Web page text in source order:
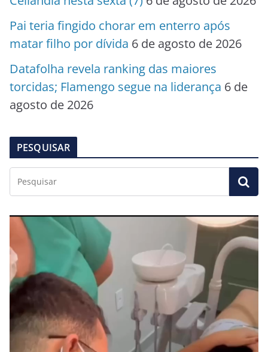
Pai teria fingido chorar em enterro após
matar filho por dívida 6 de agosto de 2026
Datafolha revela ranking das maiores
torcidas; Flamengo segue na liderança 6 de
agosto de 2026
PESQUISAR